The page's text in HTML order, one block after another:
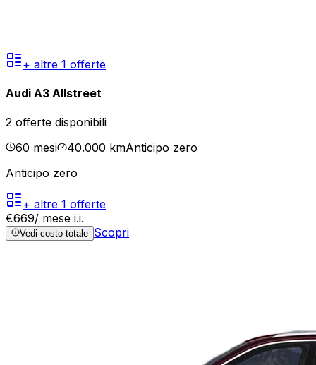
+ altre 1 offerte
Audi A3 Allstreet
2 offerte disponibili
60 mesi 40.000 kmAnticipo zero
Anticipo zero
+ altre 1 offerte
€669/ mese i.i.
Vedi costo totale Scopri